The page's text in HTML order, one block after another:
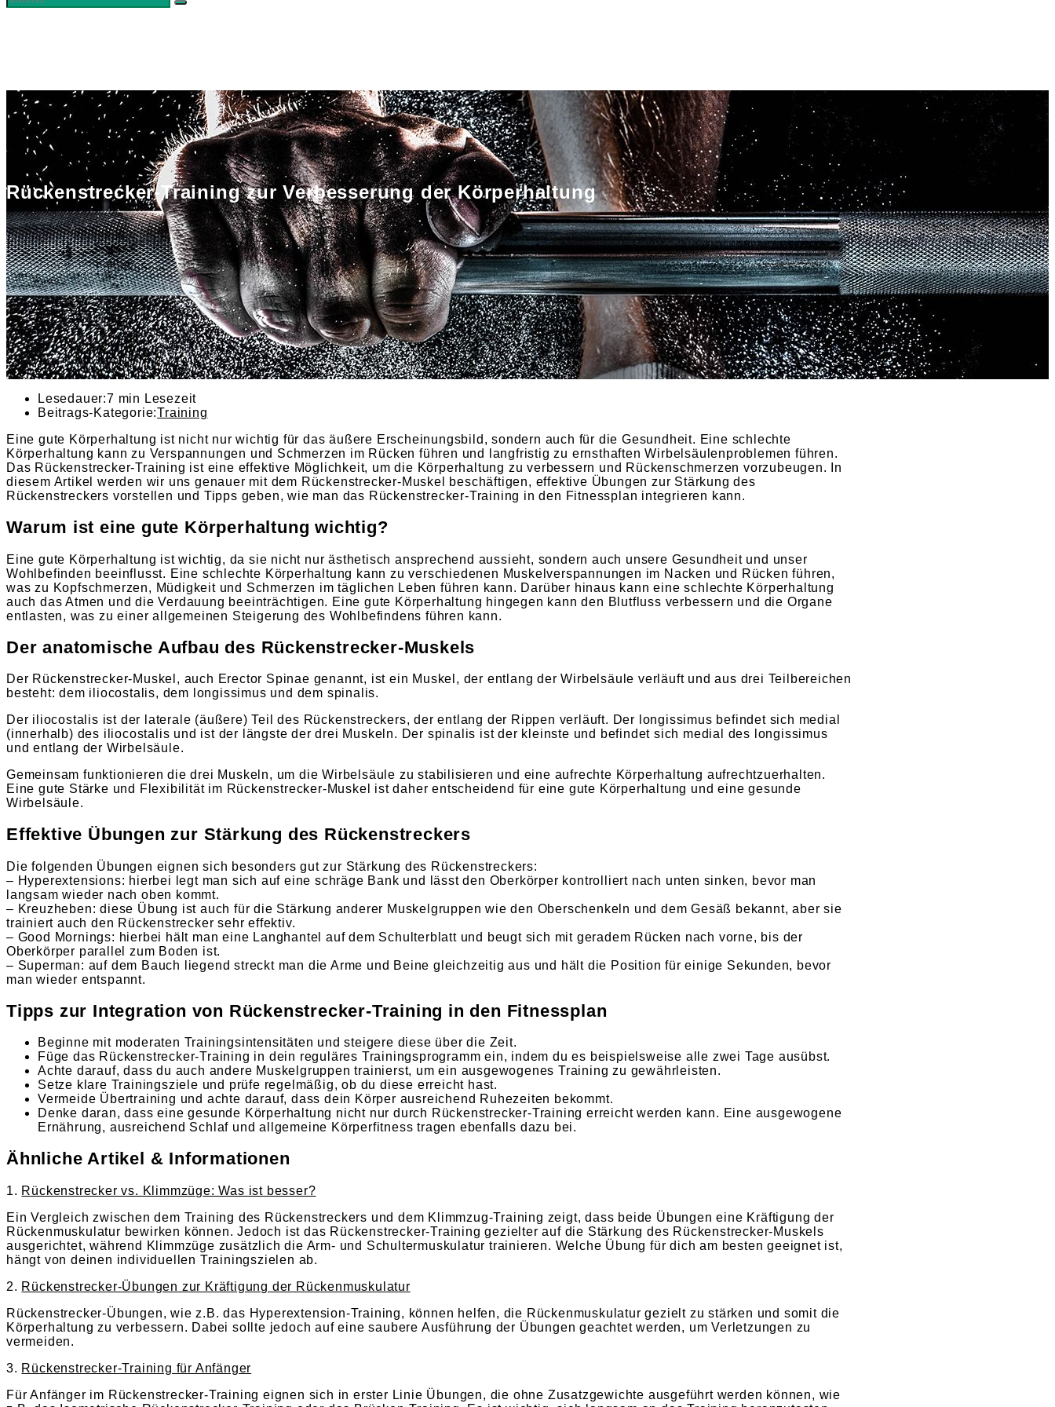
Rückenstrecker-Training zur Verbesserung der Körperhaltung
Lesedauer:7 min Lesezeit
Beitrags-Kategorie:Training
Eine gute Körperhaltung ist nicht nur wichtig für das äußere Erscheinungsbild, sondern auch für die Gesundheit. Eine schlechte
Körperhaltung kann zu Verspannungen und Schmerzen im Rücken führen und langfristig zu ernsthaften Wirbelsäulenproblemen führen.
Das Rückenstrecker-Training ist eine effektive Möglichkeit, um die Körperhaltung zu verbessern und Rückenschmerzen vorzubeugen. In
diesem Artikel werden wir uns genauer mit dem Rückenstrecker-Muskel beschäftigen, effektive Übungen zur Stärkung des
Rückenstreckers vorstellen und Tipps geben, wie man das Rückenstrecker-Training in den Fitnessplan integrieren kann.
Warum ist eine gute Körperhaltung wichtig?
Eine gute Körperhaltung ist wichtig, da sie nicht nur ästhetisch ansprechend aussieht, sondern auch unsere Gesundheit und unser
Wohlbefinden beeinflusst. Eine schlechte Körperhaltung kann zu verschiedenen Muskelverspannungen im Nacken und Rücken führen,
was zu Kopfschmerzen, Müdigkeit und Schmerzen im täglichen Leben führen kann. Darüber hinaus kann eine schlechte Körperhaltung
auch das Atmen und die Verdauung beeinträchtigen. Eine gute Körperhaltung hingegen kann den Blutfluss verbessern und die Organe
entlasten, was zu einer allgemeinen Steigerung des Wohlbefindens führen kann.
Der anatomische Aufbau des Rückenstrecker-Muskels
Der Rückenstrecker-Muskel, auch Erector Spinae genannt, ist ein Muskel, der entlang der Wirbelsäule verläuft und aus drei Teilbereichen
besteht: dem iliocostalis, dem longissimus und dem spinalis.
Der iliocostalis ist der laterale (äußere) Teil des Rückenstreckers, der entlang der Rippen verläuft. Der longissimus befindet sich medial
(innerhalb) des iliocostalis und ist der längste der drei Muskeln. Der spinalis ist der kleinste und befindet sich medial des longissimus
und entlang der Wirbelsäule.
Gemeinsam funktionieren die drei Muskeln, um die Wirbelsäule zu stabilisieren und eine aufrechte Körperhaltung aufrechtzuerhalten.
Eine gute Stärke und Flexibilität im Rückenstrecker-Muskel ist daher entscheidend für eine gute Körperhaltung und eine gesunde
Wirbelsäule.
Effektive Übungen zur Stärkung des Rückenstreckers
Die folgenden Übungen eignen sich besonders gut zur Stärkung des Rückenstreckers:
– Hyperextensions: hierbei legt man sich auf eine schräge Bank und lässt den Oberkörper kontrolliert nach unten sinken, bevor man
langsam wieder nach oben kommt.
– Kreuzheben: diese Übung ist auch für die Stärkung anderer Muskelgruppen wie den Oberschenkeln und dem Gesäß bekannt, aber sie
trainiert auch den Rückenstrecker sehr effektiv.
– Good Mornings: hierbei hält man eine Langhantel auf dem Schulterblatt und beugt sich mit geradem Rücken nach vorne, bis der
Oberkörper parallel zum Boden ist.
– Superman: auf dem Bauch liegend streckt man die Arme und Beine gleichzeitig aus und hält die Position für einige Sekunden, bevor
man wieder entspannt.
Tipps zur Integration von Rückenstrecker-Training in den Fitnessplan
Beginne mit moderaten Trainingsintensitäten und steigere diese über die Zeit.
Füge das Rückenstrecker-Training in dein reguläres Trainingsprogramm ein, indem du es beispielsweise alle zwei Tage ausübst.
Achte darauf, dass du auch andere Muskelgruppen trainierst, um ein ausgewogenes Training zu gewährleisten.
Setze klare Trainingsziele und prüfe regelmäßig, ob du diese erreicht hast.
Vermeide Übertraining und achte darauf, dass dein Körper ausreichend Ruhezeiten bekommt.
Denke daran, dass eine gesunde Körperhaltung nicht nur durch Rückenstrecker-Training erreicht werden kann. Eine ausgewogene
Ernährung, ausreichend Schlaf und allgemeine Körperfitness tragen ebenfalls dazu bei.
Ähnliche Artikel & Informationen
1. Rückenstrecker vs. Klimmzüge: Was ist besser?
Ein Vergleich zwischen dem Training des Rückenstreckers und dem Klimmzug-Training zeigt, dass beide Übungen eine Kräftigung der
Rückenmuskulatur bewirken können. Jedoch ist das Rückenstrecker-Training gezielter auf die Stärkung des Rückenstrecker-Muskels
ausgerichtet, während Klimmzüge zusätzlich die Arm- und Schultermuskulatur trainieren. Welche Übung für dich am besten geeignet ist,
hängt von deinen individuellen Trainingszielen ab.
2. Rückenstrecker-Übungen zur Kräftigung der Rückenmuskulatur
Rückenstrecker-Übungen, wie z.B. das Hyperextension-Training, können helfen, die Rückenmuskulatur gezielt zu stärken und somit die
Körperhaltung zu verbessern. Dabei sollte jedoch auf eine saubere Ausführung der Übungen geachtet werden, um Verletzungen zu
vermeiden.
3. Rückenstrecker-Training für Anfänger
Für Anfänger im Rückenstrecker-Training eignen sich in erster Linie Übungen, die ohne Zusatzgewichte ausgeführt werden können, wie